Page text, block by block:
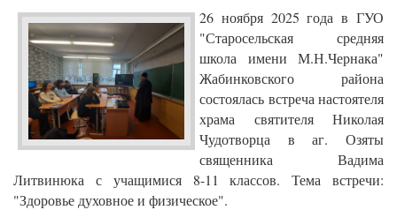
26 ноября 2025 года в ГУО
"Старосельская средняя
школа имени М.Н.Чернака"
Жабинковского района
состоялась встреча настоятеля
храма святителя Николая
Чудотворца в аг. Озяты
священника Вадима
Литвинюка с учащимися 8-11 классов. Тема встречи:
"Здоровье духовное и физическое".